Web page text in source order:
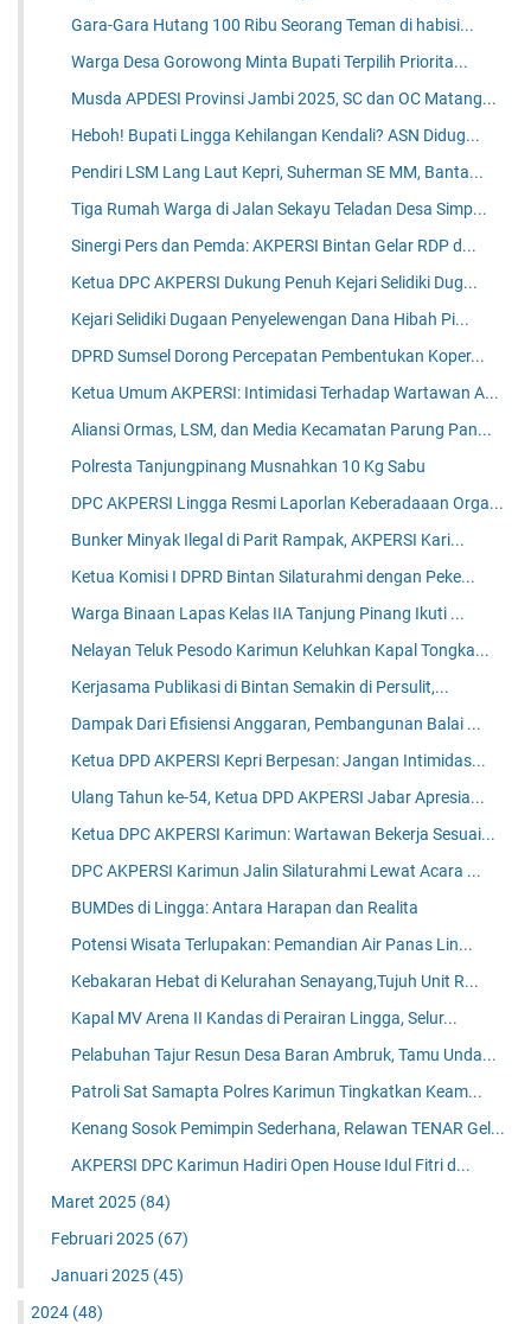
Gara-Gara Hutang 100 Ribu Seorang Teman di habisi...
Warga Desa Gorowong Minta Bupati Terpilih Priorita...
Musda APDESI Provinsi Jambi 2025, SC dan OC Matang...
Heboh! Bupati Lingga Kehilangan Kendali? ASN Didug...
Pendiri LSM Lang Laut Kepri, Suherman SE MM, Banta...
Tiga Rumah Warga di Jalan Sekayu Teladan Desa Simp...
Sinergi Pers dan Pemda: AKPERSI Bintan Gelar RDP d...
Ketua DPC AKPERSI Dukung Penuh Kejari Selidiki Dug...
Kejari Selidiki Dugaan Penyelewengan Dana Hibah Pi...
DPRD Sumsel Dorong Percepatan Pembentukan Koper...
Ketua Umum AKPERSI: Intimidasi Terhadap Wartawan A...
Aliansi Ormas, LSM, dan Media Kecamatan Parung Pan...
Polresta Tanjungpinang Musnahkan 10 Kg Sabu
DPC AKPERSI Lingga Resmi Laporlan Keberadaaan Orga...
Bunker Minyak Ilegal di Parit Rampak, AKPERSI Kari...
Ketua Komisi I DPRD Bintan Silaturahmi dengan Peke...
Warga Binaan Lapas Kelas IIA Tanjung Pinang Ikuti ...
Nelayan Teluk Pesodo Karimun Keluhkan Kapal Tongka...
Kerjasama Publikasi di Bintan Semakin di Persulit,...
Dampak Dari Efisiensi Anggaran, Pembangunan Balai ...
Ketua DPD AKPERSI Kepri Berpesan: Jangan Intimidas...
Ulang Tahun ke-54, Ketua DPD AKPERSI Jabar Apresia...
Ketua DPC AKPERSI Karimun: Wartawan Bekerja Sesuai...
DPC AKPERSI Karimun Jalin Silaturahmi Lewat Acara ...
BUMDes di Lingga: Antara Harapan dan Realita
Potensi Wisata Terlupakan: Pemandian Air Panas Lin...
Kebakaran Hebat di Kelurahan Senayang,Tujuh Unit R...
Kapal MV Arena II Kandas di Perairan Lingga, Selur...
Pelabuhan Tajur Resun Desa Baran Ambruk, Tamu Unda...
Patroli Sat Samapta Polres Karimun Tingkatkan Keam...
Kenang Sosok Pemimpin Sederhana, Relawan TENAR Gel...
AKPERSI DPC Karimun Hadiri Open House Idul Fitri d...
Maret 2025 (84)
Februari 2025 (67)
Januari 2025 (45)
2024 (48)